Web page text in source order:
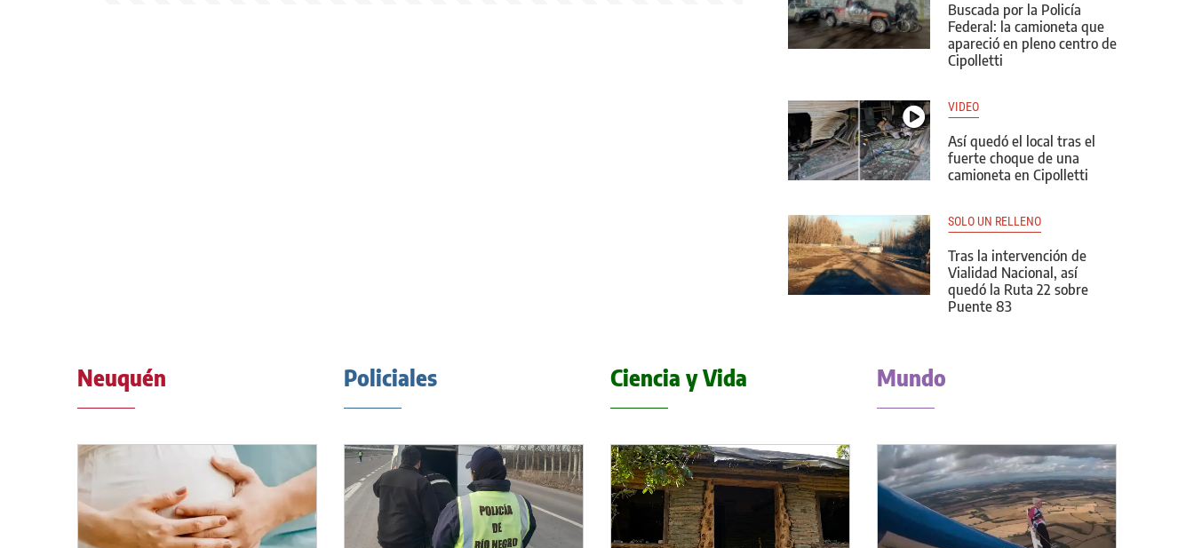
Buscada por la Policía
Federal: la camioneta que
apareció en pleno centro de
Cipolletti
VIDEO
Así quedó el local tras el
fuerte choque de una
camioneta en Cipolletti
SOLO UN RELLENO
Tras la intervención de
Vialidad Nacional, así
quedó la Ruta 22 sobre
Puente 83
Neuquén Policiales Ciencia y Vida Mundo